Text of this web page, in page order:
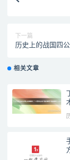
下一篇
历史上的战国四
相关文章